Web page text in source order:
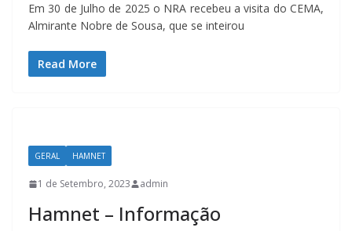
Em 30 de Julho de 2025 o NRA recebeu a visita do CEMA,
Almirante Nobre de Sousa, que se inteirou
Read More
GERAL HAMNET
1 de Setembro, 2023 admin
Hamnet – Informação